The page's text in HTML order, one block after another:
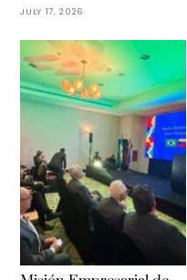
JULY 17, 2026